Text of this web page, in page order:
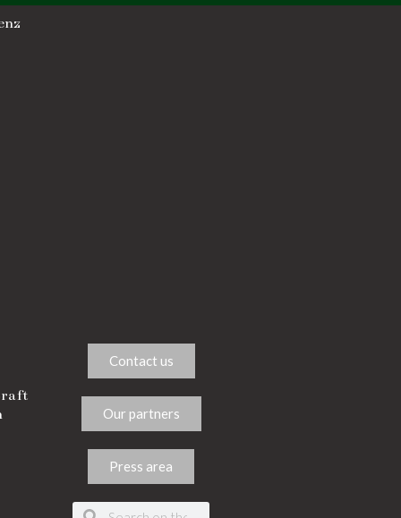
Contact us
Our partners
Press area